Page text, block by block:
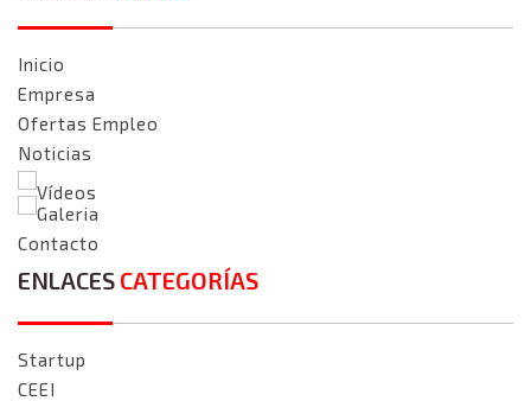
Inicio
Empresa
Ofertas Empleo
Noticias
Vídeos
Galeria
Contacto
ENLACES CATEGORÍAS
Startup
CEEI